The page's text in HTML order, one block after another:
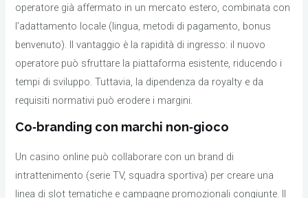
operatore già affermato in un mercato estero, combinata con
l’adattamento locale (lingua, metodi di pagamento, bonus
benvenuto). Il vantaggio è la rapidità di ingresso: il nuovo
operatore può sfruttare la piattaforma esistente, riducendo i
tempi di sviluppo. Tuttavia, la dipendenza da royalty e da
requisiti normativi può erodere i margini.
Co‑branding con marchi non‑gioco
Un casino online può collaborare con un brand di
intrattenimento (serie TV, squadra sportiva) per creare una
linea di slot tematiche e campagne promozionali congiunte. Il